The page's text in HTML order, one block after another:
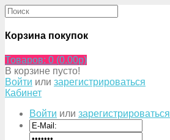
Корзина покупок
Товаров: 0 (0.00p)
В корзине пусто!
Войти или зарегистрироваться
Кабинет
Войти или зарегистрироваться